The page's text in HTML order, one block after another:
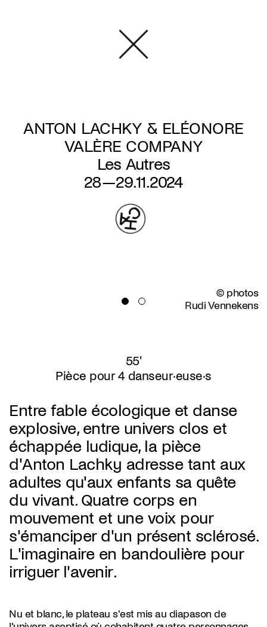
ANTON LACHKY & ELÉONORE
VALÈRE COMPANY
Les Autres
28—29.11.2024
© photos
Rudi Vennekens
55'
Pièce pour 4 danseur·euse·s
Entre fable écologique et danse
explosive, entre univers clos et
échappée ludique, la pièce
d'Anton Lachky adresse tant aux
adultes qu'aux enfants sa quête
du vivant. Quatre corps en
mouvement et une voix pour
s'émanciper d'un présent sclérosé.
L'imaginaire en bandoulière pour
irriguer l'avenir.
Nu et blanc, le plateau s'est mis au diapason de